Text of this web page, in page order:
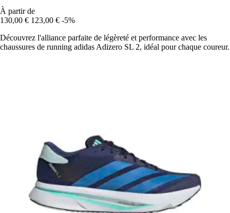
À partir de
130,00 € 123,00 € -5%
Découvrez l'alliance parfaite de légèreté et performance avec les
chaussures de running adidas Adizero SL 2, idéal pour chaque coureur.